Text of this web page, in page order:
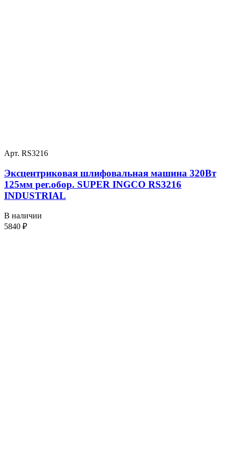
Арт. RS3216
Эксцентриковая шлифовальная машина 320Вт
125мм рег.обор. SUPER INGCO RS3216
INDUSTRIAL
В наличии
5840 ₽